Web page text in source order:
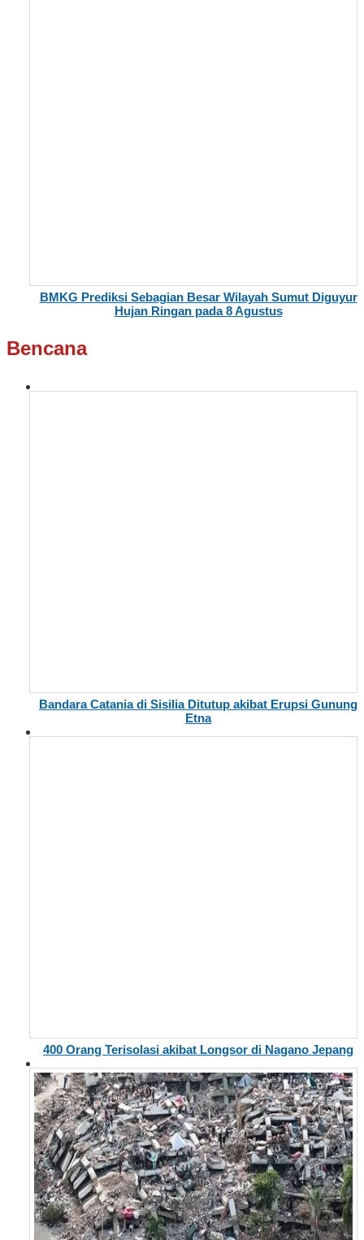
BMKG Prediksi Sebagian Besar Wilayah Sumut Diguyur
Hujan Ringan pada 8 Agustus
Bencana
Bandara Catania di Sisilia Ditutup akibat Erupsi Gunung
Etna
400 Orang Terisolasi akibat Longsor di Nagano Jepang